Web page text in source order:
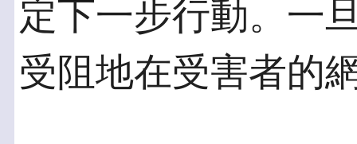
定下一步行動。一
受阻地在受害者的